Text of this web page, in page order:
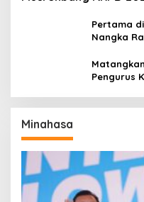
Pertama
Nangka
Pengurus
Minahasa